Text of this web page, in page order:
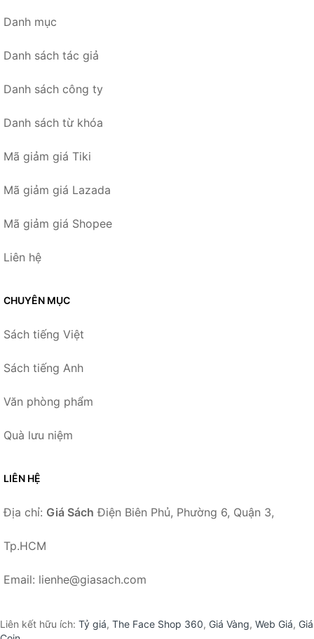
Danh mục
Danh sách tác giả
Danh sách công ty
Danh sách từ khóa
Mã giảm giá Tiki
Mã giảm giá Lazada
Mã giảm giá Shopee
Liên hệ
CHUYÊN MỤC
Sách tiếng Việt
Sách tiếng Anh
Văn phòng phẩm
Quà lưu niệm
LIÊN HỆ
Địa chỉ: Giá Sách Điện Biên Phủ, Phường 6, Quận 3,
Tp.HCM
Email: lienhe@giasach.com
Liên kết hữu ích: Tỷ giá, The Face Shop 360, Giá Vàng, Web Giá, Giá